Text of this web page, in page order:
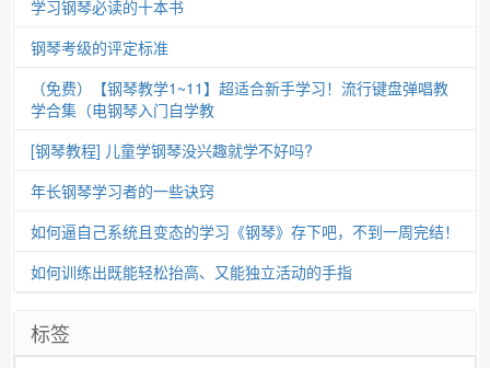
学习钢琴必读的十本书
钢琴考级的评定标准
（免费）【钢琴教学1~11】超适合新手学习！流行键盘弹唱教
学合集（电钢琴入门自学教
[钢琴教程] 儿童学钢琴没兴趣就学不好吗?
年长钢琴学习者的一些诀窍
如何逼自己系统且变态的学习《钢琴》存下吧，不到一周完结！
如何训练出既能轻松抬高、又能独立活动的手指
标签